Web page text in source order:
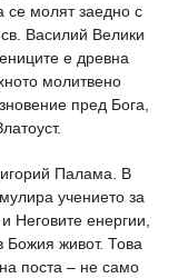
се молят заедно с
Василий Велики
е древна
молитвено
пред Бога,
Палама. В
учението за
Неговите енергии,
Божия живот. Това
поста – не само